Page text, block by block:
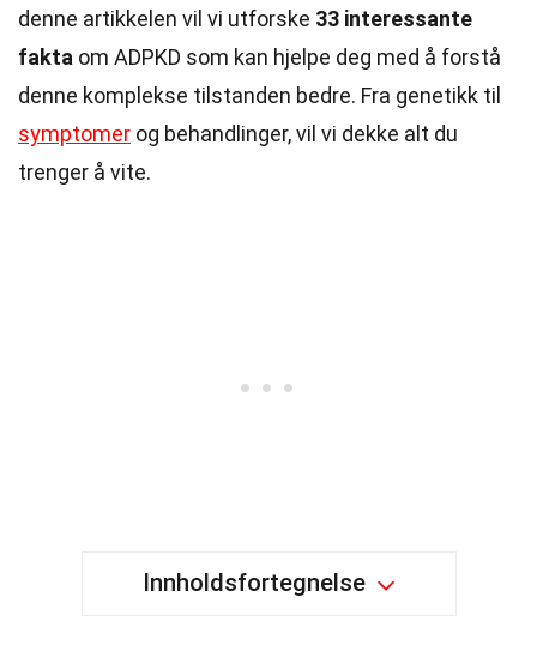
denne artikkelen vil vi utforske 33 interessante
fakta om ADPKD som kan hjelpe deg med å forstå
denne komplekse tilstanden bedre. Fra genetikk til
symptomer og behandlinger, vil vi dekke alt du
trenger å vite.
Innholdsfortegnelse